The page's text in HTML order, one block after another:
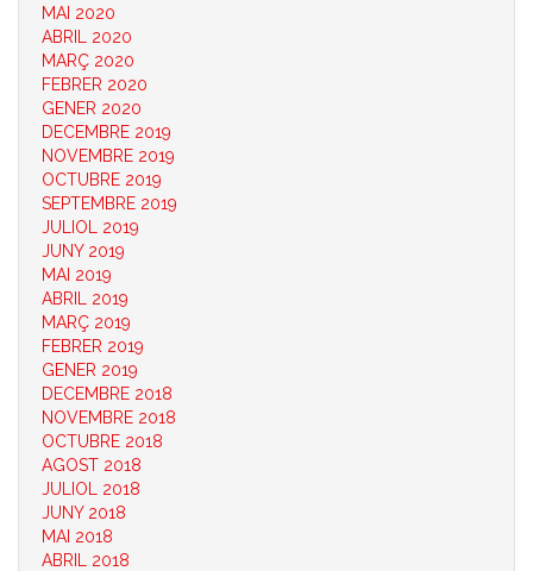
MAI 2020
ABRIL 2020
MARÇ 2020
FEBRER 2020
GENER 2020
DECEMBRE 2019
NOVEMBRE 2019
OCTUBRE 2019
SEPTEMBRE 2019
JULIOL 2019
JUNY 2019
MAI 2019
ABRIL 2019
MARÇ 2019
FEBRER 2019
GENER 2019
DECEMBRE 2018
NOVEMBRE 2018
OCTUBRE 2018
AGOST 2018
JULIOL 2018
JUNY 2018
MAI 2018
ABRIL 2018